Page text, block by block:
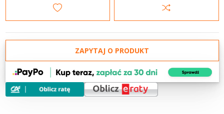
ZAPYTAJ O PRODUKT